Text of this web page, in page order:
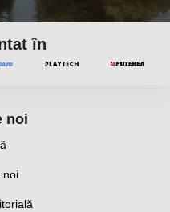
în
noi
noi